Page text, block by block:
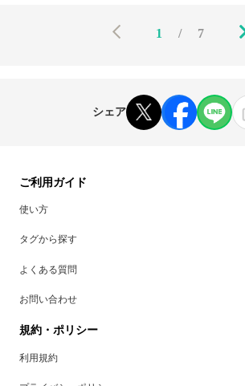
1 / 7
シェア
ご利用ガイド
使い方
タグから探す
よくある質問
お問い合わせ
規約・ポリシー
利用規約